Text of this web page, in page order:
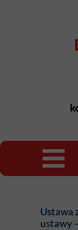
Ustawa
ustawy